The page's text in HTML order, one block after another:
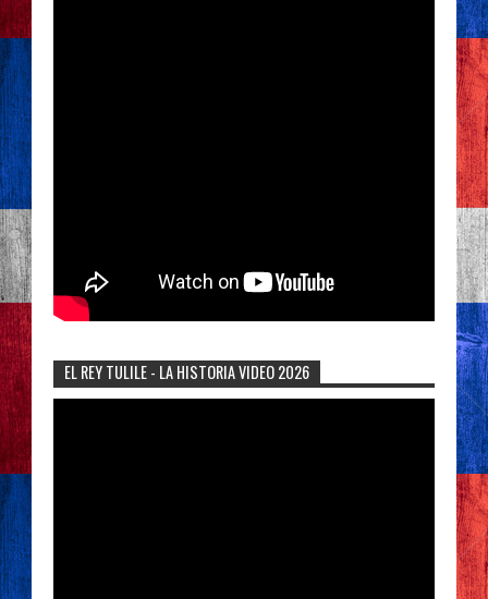
EL REY TULILE - LA HISTORIA VIDEO 2026